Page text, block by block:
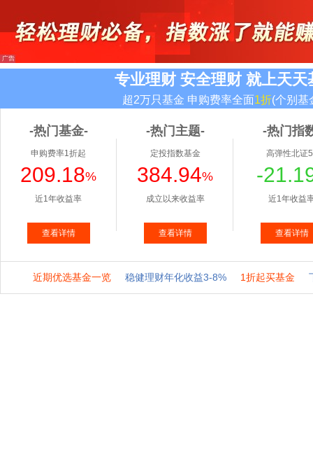
专业理财 安全理财 就上天天
超2万只基金 申购费率全面1折(个别基
-热门基金-
申购费率1折起
209.18%
近1年收益率
查看详情
-热门主题-
定投指数基金
384.94%
成立以来收益率
查看详情
-热门指
高弹性北证
-
近1年收益
查看详情
近期优选基金一览 稳健理财年化收益3-8% 1折起买基金